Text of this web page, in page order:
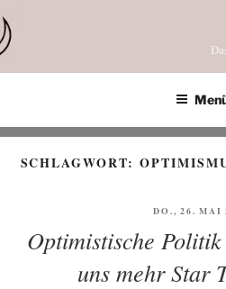
Inhalt
springen
SCHLAGWORT:
DO., 26. MAI
Optimistische
uns mehr Star